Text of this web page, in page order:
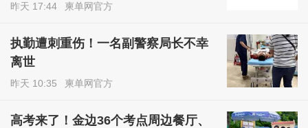
昨天 17:44 柬单网官方
执勤遭刺重伤！一名副警察局长不幸
离世
昨天 10:35 柬单网官方
高考来了！金边36个考点周边餐厅、